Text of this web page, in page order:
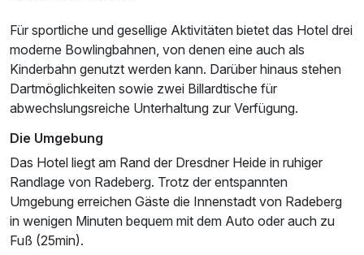
Für 5 Tage p.P. ab264,96 €
Für sportliche und gesellige Aktivitäten bietet das Hotel drei
moderne Bowlingbahnen, von denen eine auch als
Kinderbahn genutzt werden kann. Darüber hinaus stehen
Dartmöglichkeiten sowie zwei Billardtische für
abwechslungsreiche Unterhaltung zur Verfügung.
Die Umgebung
Das Hotel liegt am Rand der Dresdner Heide in ruhiger
Randlage von Radeberg. Trotz der entspannten
Umgebung erreichen Gäste die Innenstadt von Radeberg
in wenigen Minuten bequem mit dem Auto oder auch zu
Fuß (25min).